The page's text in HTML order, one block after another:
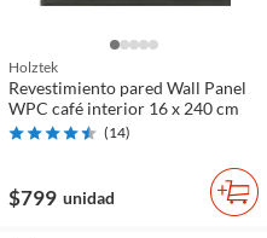
Holztek
Revestimiento pared Wall Panel
WPC café interior 16 x 240 cm
(14)
$799 unidad